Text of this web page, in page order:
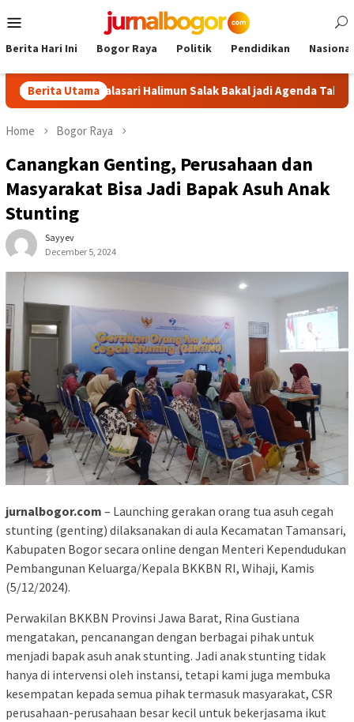
to
Menu
Berita Hari Ini Bogor Raya Politik Pendidikan Nasional
Berita Utama
Malasari Halimun Salak Bakal jadi Agenda Tahunan
Home Bogor Raya
Canangkan Genting, Perusahaan dan
Masyarakat Bisa Jadi Bapak Asuh Anak
Stunting
Sayyev
December 5, 2024
jurnalbogor.com – Launching gerakan orang tua asuh cegah
stunting (genting) dilaksanakan di aula Kecamatan Tamansari,
Kabupaten Bogor secara online dengan Menteri Kependudukan
Pembangunan Keluarga/Kepala BKKBN RI, Wihaji, Kamis
(5/12/2024).
Perwakilan BKKBN Provinsi Jawa Barat, Rina Gustiana
mengatakan, pencanangan dengan berbagai pihak untuk
menjadi bapak asuh anak stunting. Jadi anak stunting tidak
hanya di intervensi oleh instansi, tetapi kami juga membuka
kesempatan kepada semua pihak termasuk masyarakat, CSR
perusahaan-perusahaan besar kecil untuk bekerjasama ikut